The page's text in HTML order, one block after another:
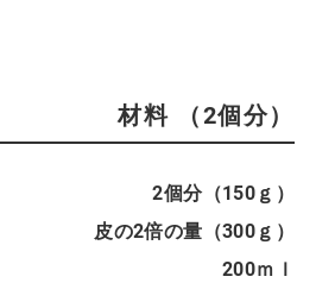
材料 （2個分）
2個分（150ｇ）
皮の2倍の量（300ｇ）
200ｍｌ